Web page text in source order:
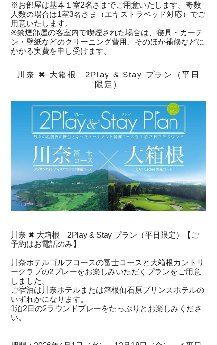
※お部屋は基本１室2名さまでご用意いたします。奇数
人数の場合は1室3名さま（エキストラベッド対応）でご
用意いたします。
※禁煙部屋の客室内で喫煙された場合は、寝具・カーテ
ン・壁紙などのクリーニング費用、そのほか補修などに
かかる実費を申し受けます。
川奈 ✖ 大箱根 2Play & Stay プラン（平日
限定）
川奈 ✖ 大箱根 2Play & Stay プラン（平日限定）【ご
予約はお電話のみ】
川奈ホテルゴルフコースの富士コースと大箱根カントリ
ークラブの2プレーをお楽しみいただくプランをご用意
しました。
ご宿泊は川奈ホテルまたは箱根仙石原プリンスホテルの
いずれかになります。
1泊2日の2ラウンドプレーをたっぷりとお楽しみくださ
い。